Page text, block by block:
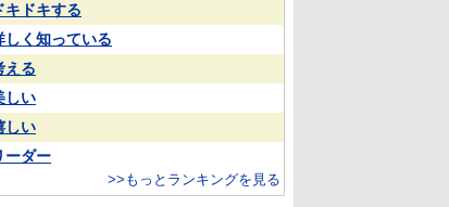
キドキする
しく知っている
える
しい
しい
ーダー
>>もっとランキングを見る